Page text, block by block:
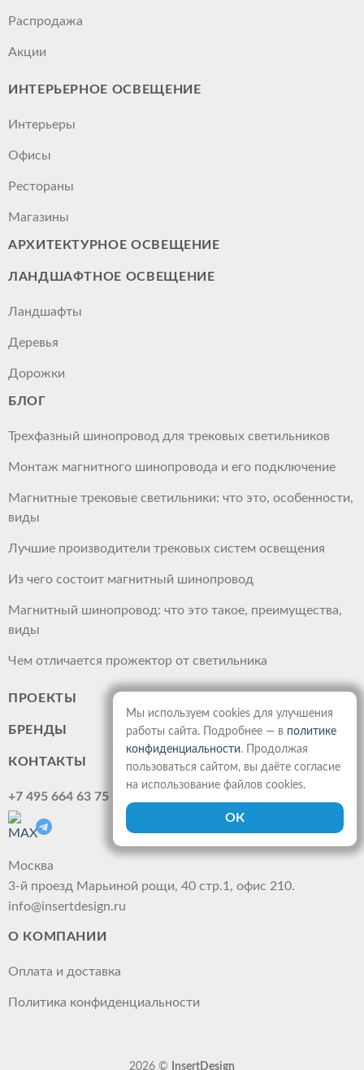
Распродажа
Акции
ИНТЕРЬЕРНОЕ ОСВЕЩЕНИЕ
Интерьеры
Офисы
Рестораны
Магазины
АРХИТЕКТУРНОЕ ОСВЕЩЕНИЕ
ЛАНДШАФТНОЕ ОСВЕЩЕНИЕ
Ландшафты
Деревья
Дорожки
БЛОГ
Трехфазный шинопровод для трековых светильников
Монтаж магнитного шинопровода и его подключение
Магнитные трековые светильники: что это, особенности,
виды
Лучшие производители трековых систем освещения
Из чего состоит магнитный шинопровод
Магнитный шинопровод: что это такое, преимущества,
виды
Чем отличается прожектор от светильника
ПРОЕКТЫ
БРЕНДЫ
КОНТАКТЫ
+7 495 664 63 75
Москва
3-й проезд Марьиной рощи, 40 стр.1, офис 210.
info@insertdesign.ru
О КОМПАНИИ
Оплата и доставка
Политика конфиденциальности
2026 © InsertDesign
Мы используем cookies для улучшения
работы сайта. Подробнее — в политике
конфиденциальности. Продолжая
пользоваться сайтом, вы даёте согласие
на использование файлов cookies.